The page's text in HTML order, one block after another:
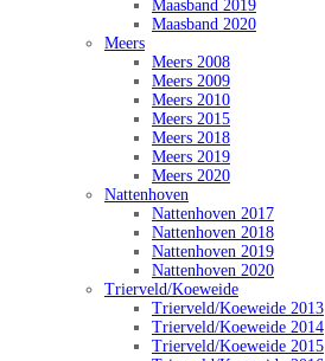
Maasband 2019
Maasband 2020
Meers
Meers 2008
Meers 2009
Meers 2010
Meers 2015
Meers 2018
Meers 2019
Meers 2020
Nattenhoven
Nattenhoven 2017
Nattenhoven 2018
Nattenhoven 2019
Nattenhoven 2020
Trierveld/Koeweide
Trierveld/Koeweide 2013
Trierveld/Koeweide 2014
Trierveld/Koeweide 2015